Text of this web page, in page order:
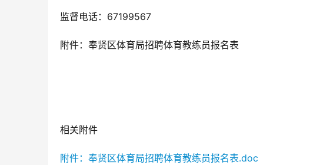
监督电话：67199567
附件：奉贤区体育局招聘体育教练员报名表
相关附件
附件：奉贤区体育局招聘体育教练员报名表.doc